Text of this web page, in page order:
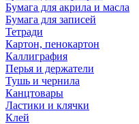
Бумага для акрила и масла
Бумага для записей
Тетради
Картон, пенокартон
Каллиграфия
Перья и держатели
Тушь и чернила
Канцтовары
Ластики и клячки
Клей